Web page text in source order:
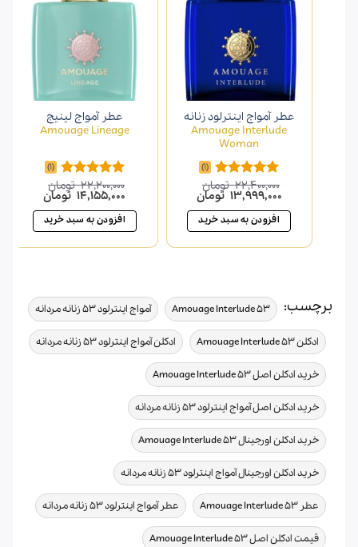
عطر آمواج اینترلود زنانه
Amouage Interlude
Woman
امتیاز5.00
از 5
(1)
22,400,000 تومان
قیمت
اصلی
22,400,000 تومان
بود.
13,999,000 تومانقیمت
13,999,000 تومان
است. افزودن به سبد خرید
عطر آمواج لینیج
Amouage Lineage
امتیاز5.00
از 5
(1)
22,200,000 تومان
قیمت
اصلی
22,200,000 تومان
بود.
14,155,000 تومانقیمت
فعلی
است.افزودن به سبد خرید
برچسب: Amouage Interlude 53
, آمواج اینترلود 53 زنانه مردانه ,
ادکلن Amouage Interlude 53 , ادکلن آمواج اینترلود 53 زنانه مردانه ,
خرید ادکلن اصل Amouage Interlude 53 ,
خرید ادکلن اصل آمواج اینترلود 53 زنانه مردانه ,
خرید ادکلن اورجینال Amouage Interlude 53 ,
خرید ادکلن اورجینال آمواج اینترلود 53 زنانه مردانه ,
عطر Amouage Interlude 53 , عطر آمواج اینترلود 53 زنانه مردانه ,
قیمت ادکلن اصل Amouage Interlude 53 ,